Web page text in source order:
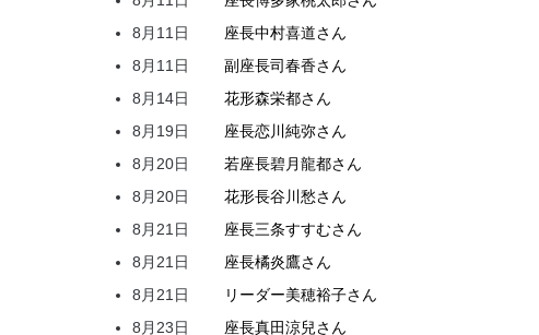
8月11日
座長中村喜道さん
8月11日
副座長司春香さん
8月14日
花形森栄都さん
8月19日
座長恋川 純弥さん
8月20日
若座長碧月龍都さん
8月20日
花形長谷川 愁さん
8月21日
座長三条すすむさん
8月21日
座長橘炎鷹さん
8月21日
リーダー美穂裕子さん
8月23日
座長真田涼兒さん